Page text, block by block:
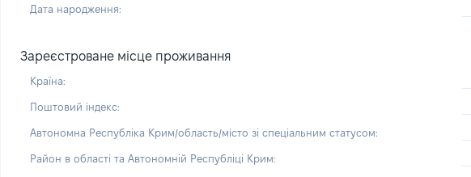
Дата народження:
Зареєстроване місце проживання
Країна:
Поштовий індекс:
Автономна Республіка Крим/область/місто зі спеціальним статусом:
Район в області та Автономній Республіці Крим: